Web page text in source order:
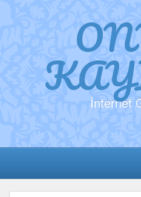
İnternet